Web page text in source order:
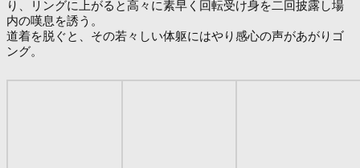
り、リングに上がると高々に素早く回転受け身を二回披露し場
内の嘆息を誘う。
道着を脱ぐと、その若々しい体躯にはやり感心の声があがりゴ
ング。